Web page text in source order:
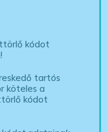
kódot
tartós
köteles a
kódot